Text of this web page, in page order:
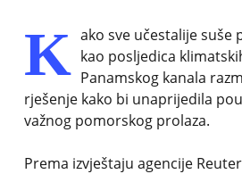
K ako sve učestalije suše
kao posljedica
Panamskog kanala
rješenje kako bi unaprijedila
važnog pomorskog prolaza.
Prema izvještaju agencije